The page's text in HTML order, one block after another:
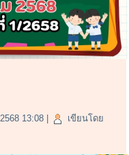
13:08
เขียนโดย